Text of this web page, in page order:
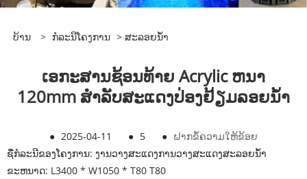
ບ້ານ > ກໍລະນີໂຄງການ > ສະ​ລອຍ​ນ​້​ໍ​າ
ເອກະສານຊ້ອນທ້າຍ Acrylic ຫນາ
120mm ສໍາລັບສະແດງປ່ອງຢ້ຽມລອຍນໍ້າ
● 2025-04-11 ● 5 ● ຝາກຂໍ້ຄວາມໃຫ້ຂ້ອຍ
ຊື່ກໍລະນີຂອງໂຄງການ: ງານວາງສະແດງການວາງສະແດງສະລອຍນໍ້າ
ຂະຫນາດ: L3400 * W1050 * T80 T80